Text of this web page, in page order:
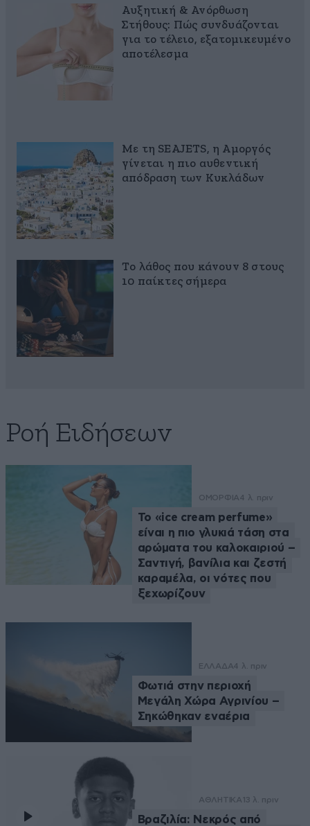
Αυξητική & Ανόρθωση
Στήθους: Πώς συνδυάζονται
για το τέλειο, εξατομικευμένο
αποτέλεσμα
Με τη SEAJETS, η Αμοργός
γίνεται η πιο αυθεντική
απόδραση των Κυκλάδων
Το λάθος που κάνουν 8 στους
10 παίκτες σήμερα
Ροή Ειδήσεων
ΟΜΟΡΦΙΑ4 λ. πριν
Το «ice cream perfume»
είναι η πιο γλυκιά τάση στα
αρώματα του καλοκαιριού –
Σαντιγή, βανίλια και ζεστή
καραμέλα, οι νότες που
ξεχωρίζουν
ΕΛΛΑΔΑ4 λ. πριν
Φωτιά στην περιοχή
Μεγάλη Χώρα Αγρινίου –
Σηκώθηκαν εναέρια
ΑΘΛΗΤΙΚΑ 13 λ. πριν
Βραζιλία: Νεκρός από